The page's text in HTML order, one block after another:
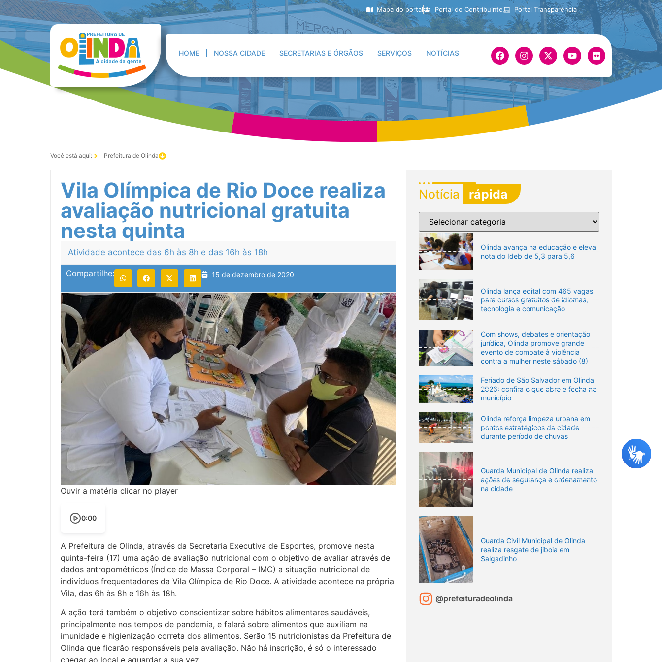
Mapa do portal Portal do Contribuinte Portal Transparência
HOME NOSSA CIDADE SECRETARIAS E ÓRGÃOS SERVIÇOS NOTÍCIAS
Você está aqui: Prefeitura de Olinda
Vila Olímpica de Rio Doce realiza
avaliação nutricional gratuita
nesta quinta
Atividade acontece das 6h às 8h e das 16h às 18h
Compartilhe: 15 de dezembro de 2020
Ouvir a matéria clicar no player
0:00
A Prefeitura de Olinda, através da Secretaria Executiva de Esportes, promove nesta
quinta-feira (17) uma ação de avaliação nutricional com o objetivo de avaliar através de
dados antropométricos (Índice de Massa Corporal – IMC) a situação nutricional de
indivíduos frequentadores da Vila Olímpica de Rio Doce. A atividade acontece na própria
Vila, das 6h às 8h e 16h às 18h.
A ação terá também o objetivo conscientizar sobre hábitos alimentares saudáveis,
principalmente nos tempos de pandemia, e falará sobre alimentos que auxiliam na
imunidade e higienização correta dos alimentos. Serão 15 nutricionistas da Prefeitura de
Olinda que ficarão responsáveis pela avaliação. Não há inscrição, é só o interessado
chegar ao local e aguardar a sua vez.
Notícia rápida
Olinda avança na educação e eleva
nota do Ideb de 5,3 para 5,6
Olinda lança edital com 465 vagas
para cursos gratuitos de idiomas,
tecnologia e comunicação
Com shows, debates e orientação
jurídica, Olinda promove grande
evento de combate à violência
contra a mulher neste sábado (8)
Feriado de São Salvador em Olinda
2026: confira o que abre e fecha no
município
Olinda reforça limpeza urbana em
pontos estratégicos da cidade
durante período de chuvas
Guarda Municipal de Olinda realiza
ações de segurança e ordenamento
na cidade
Guarda Civil Municipal de Olinda
realiza resgate de jiboia em
Salgadinho
@prefeituradeolinda